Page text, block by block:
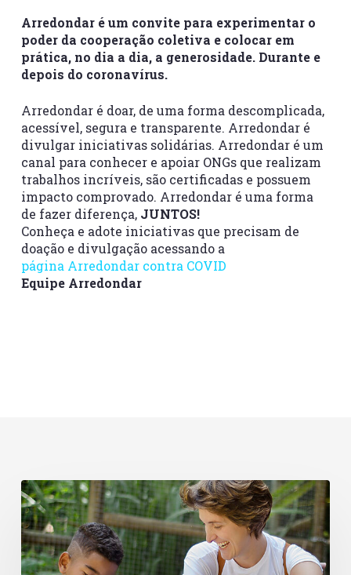
Arredondar é um convite para experimentar o
poder da cooperação coletiva e colocar em
prática, no dia a dia, a generosidade. Durante e
depois do coronavírus.
Arredondar é doar, de uma forma descomplicada,
acessível, segura e transparente. Arredondar é
divulgar iniciativas solidárias. Arredondar é um
canal para conhecer e apoiar ONGs que realizam
trabalhos incríveis, são certificadas e possuem
impacto comprovado. Arredondar é uma forma
de fazer diferença, JUNTOS!
Conheça e adote iniciativas que precisam de
doação e divulgação acessando a
página Arredondar contra COVID
Equipe Arredondar
Dia
de
Doar
e
o